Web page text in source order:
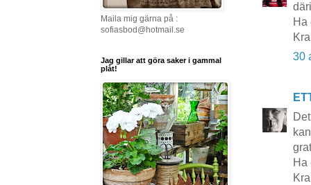
Ha
30
Ha
Maila mig gärna på :
sofiasbod@hotmail.se
Jag gillar att göra saker i gammal
plåt!